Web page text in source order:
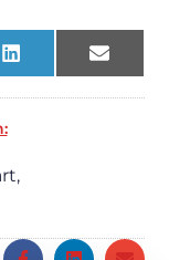
LinkedIn Email
,